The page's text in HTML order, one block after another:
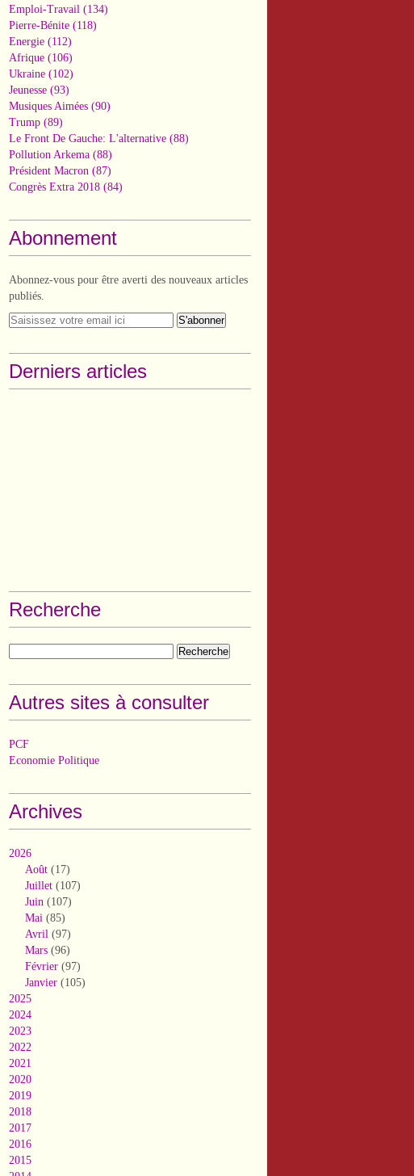
Emploi-Travail (134)
Pierre-Bénite (118)
Energie (112)
Afrique (106)
Ukraine (102)
Jeunesse (93)
Musiques Aimées (90)
Trump (89)
Le Front De Gauche: L'alternative (88)
Pollution Arkema (88)
Président Macron (87)
Congrès Extra 2018 (84)
Abonnement
Abonnez-vous pour être averti des nouveaux articles
publiés.
Derniers articles
Recherche
Autres sites à consulter
PCF
Economie Politique
Archives
2026
Août (17)
Juillet (107)
Juin (107)
Mai (85)
Avril (97)
Mars (96)
Février (97)
Janvier (105)
2025
2024
2023
2022
2021
2020
2019
2018
2017
2016
2015